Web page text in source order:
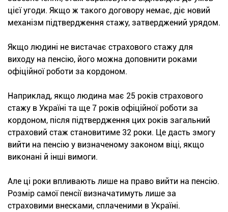
цієї угоди. Якщо ж такого договору немає, діє новий
механізм підтвердження стажу, затверджений урядом.
Якщо людині не вистачає страхового стажу для
виходу на пенсію, його можна доповнити роками
офіційної роботи за кордоном.
Наприклад, якщо людина має 25 років страхового
стажу в Україні та ще 7 років офіційної роботи за
кордоном, після підтвердження цих років загальний
страховий стаж становитиме 32 роки. Це дасть змогу
вийти на пенсію у визначеному законом віці, якщо
виконані й інші вимоги.
Але ці роки впливають лише на право вийти на пенсію.
Розмір самої пенсії визначатимуть лише за
страховими внесками, сплаченими в Україні.